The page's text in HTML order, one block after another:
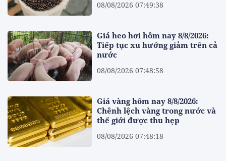
08/08/2026 07:49:38
Giá heo hơi hôm nay 8/8/2026:
Tiếp tục xu hướng giảm trên cả
nước
08/08/2026 07:48:58
Giá vàng hôm nay 8/8/2026:
Chênh lệch vàng trong nước và
thế giới được thu hẹp
08/08/2026 07:48:18